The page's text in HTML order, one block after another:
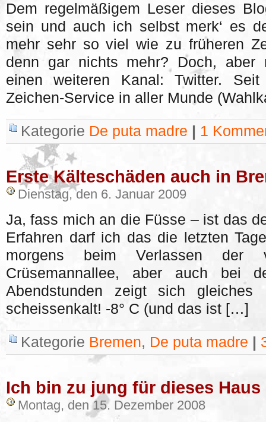
Dem regelmäßigem Leser dieses
sein und auch ich selbst merk‘ es
mehr sehr so viel wie zu früheren
denn gar nichts mehr? Doch, aber
einen weiteren Kanal: Twitter.
Zeichen-Service in aller Munde
Kategorie De puta madre 1
Erste Kälteschäden auch in
Dienstag, den 6. Januar 2009
Ja, fass mich an die Füsse – ist das
Erfahren darf ich das die letzten
morgens beim Verlassen
Crüsemannallee, aber auch bei
Abendstunden zeigt sich
scheissenkalt! -8° C (und das ist […]
Kategorie Bremen, De puta madre
Ich bin zu jung für dieses Haus
Montag, den 15. Dezember 2008